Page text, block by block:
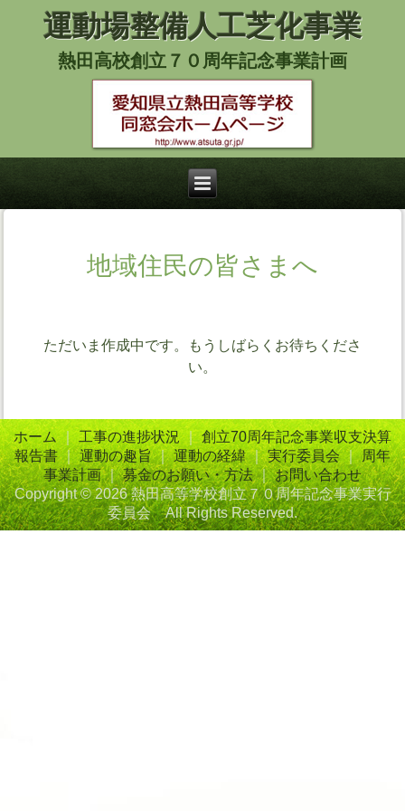
運動場整備人工芝化事業
熱田高校創立７０周年記念事業計画
地域住民の皆さまへ
ただいま作成中です。もうしばらくお待ちくださ
い。
ホーム｜工事の進捗状況｜創立70周年記念事業収支決算
報告書｜運動の趣旨｜運動の経緯｜実行委員会｜周年
事業計画｜募金のお願い・方法｜お問い合わせ
Copyright ©2026 熱田高等学校創立７０周年記念事業実行
委員会 All Rights Reserved.